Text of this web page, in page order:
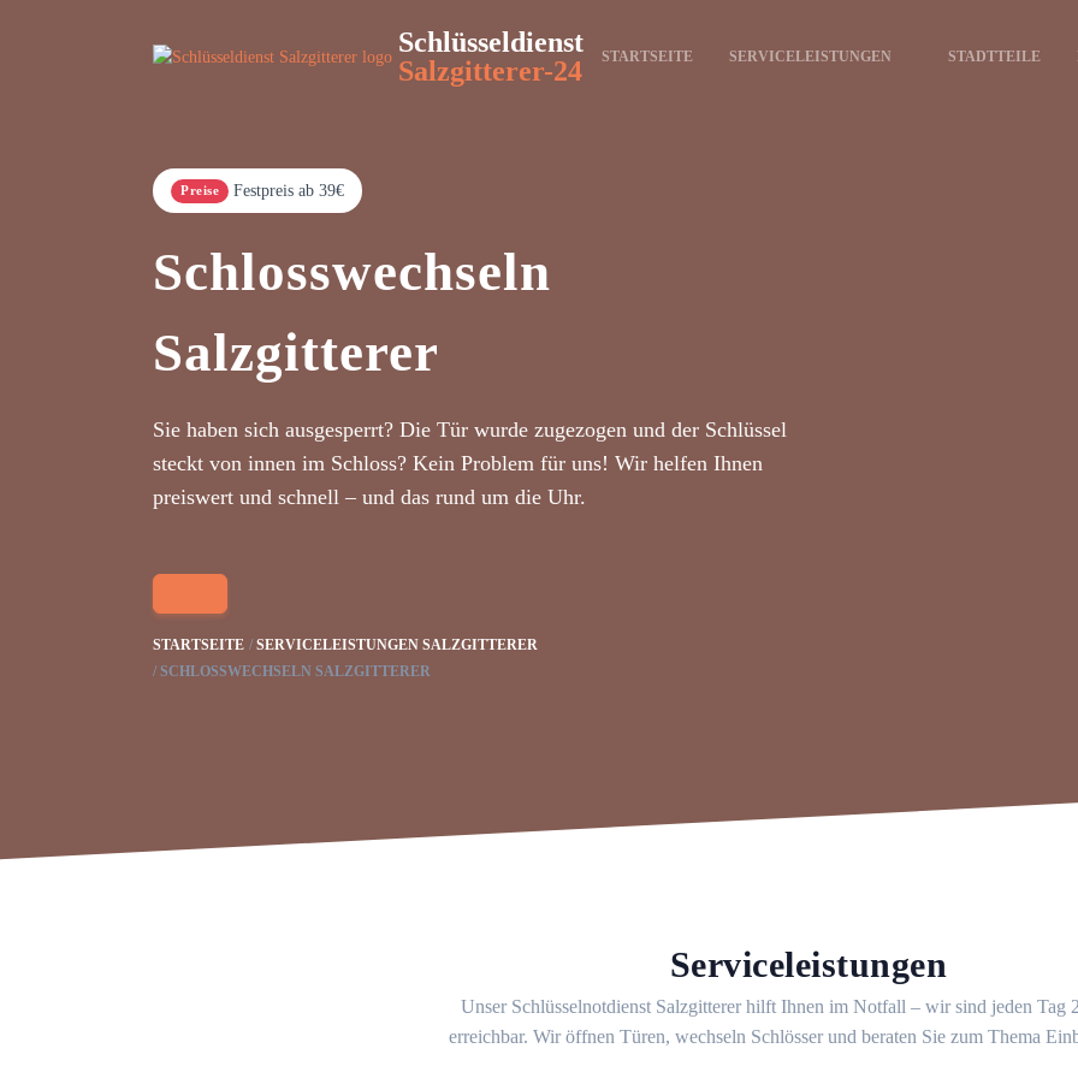
Schlüsseldienst
Salzgitterer-24
STARTSEITE SERVICELEISTUNGEN STADTTEILE
Preise Festpreis ab 39€
Schlosswechseln
Salzgitterer
Sie haben sich ausgesperrt? Die Tür wurde zugezogen und der Schlüssel
steckt von innen im Schloss? Kein Problem für uns! Wir helfen Ihnen
preiswert und schnell – und das rund um die Uhr.
STARTSEITE
SERVICELEISTUNGEN SALZGITTERER
SCHLOSSWECHSELN SALZGITTERER
Serviceleistungen
Unser Schlüsselnotdienst Salzgitterer hilft Ihnen im Notfall – wir sind jeden Tag
erreichbar. Wir öffnen Türen, wechseln Schlösser und beraten Sie zum Thema